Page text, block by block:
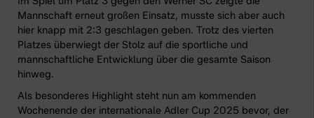
Mannschaft erneut großen Einsatz, musste sich aber auch
hier knapp mit 2:3 geschlagen geben. Trotz des vierten
Platzes überwiegt der Stolz auf die sportliche und
mannschaftliche Entwicklung über die gesamte Saison
hinweg.
Als besonderes Highlight steht nun am kommenden
Wochenende der internationale Adler Cup 2025 bevor, der